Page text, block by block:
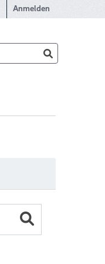
Anmelden